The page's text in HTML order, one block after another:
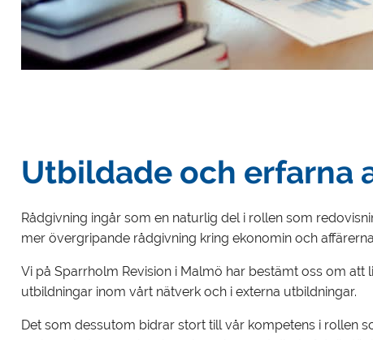
Utbildade och erfarna
Rådgivning ingår som en naturlig del i rollen som
mer övergripande rådgivning kring ekonomin och
Vi på Sparrholm Revision i Malmö har bestämt oss om
utbildningar inom vårt nätverk och i externa utbildningar.
Det som dessutom bidrar stort till vår kompetens i rollen